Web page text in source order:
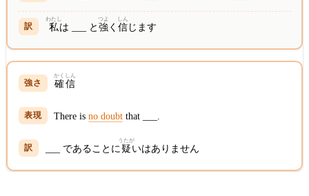
私
わたし
は ___ と強
つよ
く信
しん
じます
確
かく
信
しん
There isno doubt that ___.
___ であることに 疑
うたが
いはありません